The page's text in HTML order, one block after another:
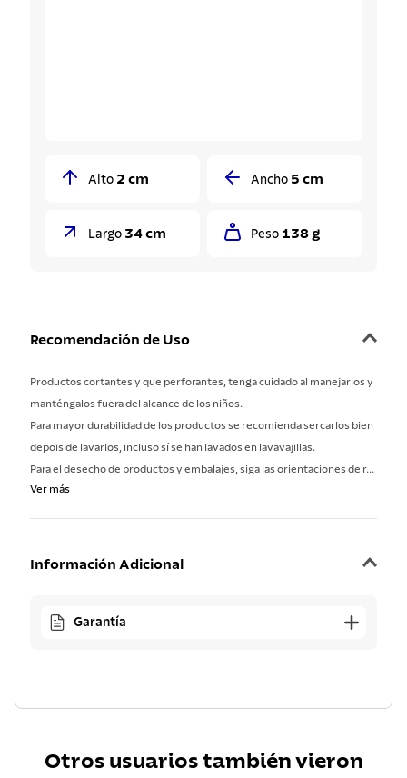
Alto 2 cm Ancho 5 cm
Largo 34 cm Peso 138 g
Recomendación de Uso
Productos cortantes y que perforantes, tenga cuidado al manejarlos y
manténgalos fuera del alcance de los niños.
Para mayor durabilidad de los productos se recomienda sercarlos bien
depois de lavarlos, incluso sí se han lavados en lavavajillas.
Para el desecho de productos y embalajes, siga las orientaciones de r...
Ver más
Información Adicional
Garantía
Otros usuarios también vieron